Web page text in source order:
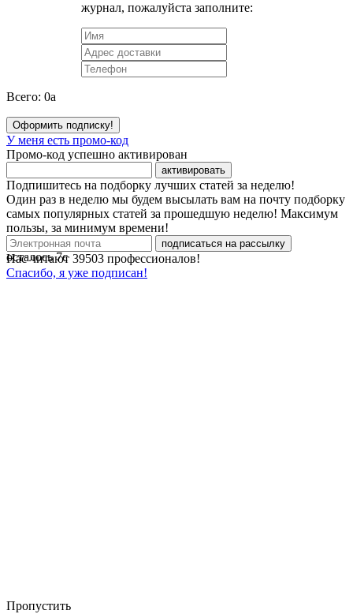
журнал, пожалуйста заполните:
Всего: 0a
Оформить подписку!
У меня есть промо-код
Промо-код успешно активирован
активировать
Подпишитесь на подборку лучших статей за неделю!
Один раз в неделю мы будем высылать вам на почту подборку
самых популярных статей за прошедшую неделю! Максимум
пользы, за минимум времени!
подписаться на рассылку
Нас читают 39503 профессионалов!
Спасибо, я уже подписан!
осталось7с
Пропустить